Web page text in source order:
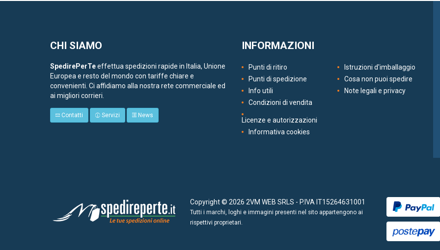
CHI SIAMO
SpedirePerTeeffettua spedizioni rapide in Italia, Unione
Europea e resto del mondo con tariffe chiare e
convenienti. Ci affidiamo alla nostra rete commerciale ed
ai migliori corrieri.
Contatti Servizi News
INFORMAZIONI
Punti di ritiro
Punti di spedizione
Info utili
Condizioni di vendita
Licenze e autorizzazioni
Informativa cookies
Istruzioni d'imballaggio
Cosa non puoi spedire
Note legali e privacy
Copyright © 2026 2VM WEB SRLS - P.IVA IT15264631001
Tutti i marchi, loghi e immagini presenti nel sito appartengono ai
rispettivi proprietari.